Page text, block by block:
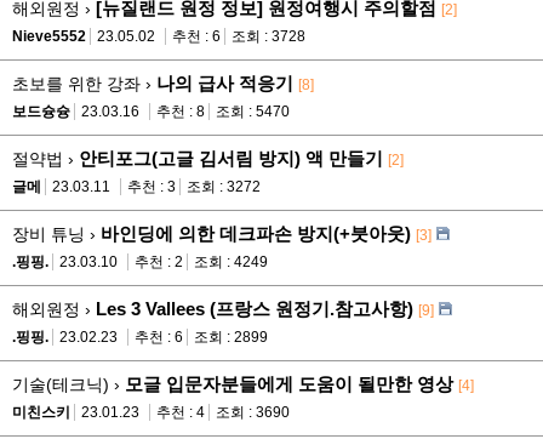
해외원정 › [뉴질랜드 원정 정보] 원정여행시 주의할점 [2]
Nieve5552
23.05.02 추천 : 6 조회 : 3728
초보를 위한 강좌 › 나의 급사 적응기 [8]
보드슝슝
23.03.16 추천 : 8 조회 : 5470
절약법 › 안티포그(고글 김서림 방지) 액 만들기 [2]
글메
23.03.11 추천 : 3 조회 : 3272
장비 튜닝 › 바인딩에 의한 데크파손 방지(+붓아웃) [3]
.핑핑.
23.03.10 추천 : 2 조회 : 4249
해외원정 › Les 3 Vallees (프랑스 원정기.참고사항) [9]
.핑핑.
23.02.23 추천 : 6 조회 : 2899
기술(테크닉) › 모글 입문자분들에게 도움이 될만한 영상 [4]
미친스키
23.01.23 추천 : 4 조회 : 3690